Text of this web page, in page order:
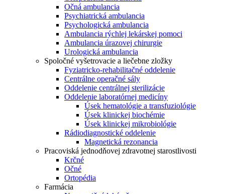
Očná ambulancia
Psychiatrická ambulancia
Psychologická ambulancia
Ambulancia rýchlej lekárskej pomoci
Ambulancia úrazovej chirurgie
Urologická ambulancia
Spoločné vyšetrovacie a liečebne zložky
Fyziatricko-rehabilitačné oddelenie
Centrálne operačné sály
Oddelenie centrálnej sterilizácie
Oddelenie laboratórnej medicíny
Úsek hematológie a transfuziológie
Úsek klinickej biochémie
Úsek klinickej mikrobiológie
Rádiodiagnostické oddelenie
Magnetická rezonancia
Pracoviská jednodňovej zdravotnej starostlivosti
Krčné
Očné
Ortopédia
Farmácia